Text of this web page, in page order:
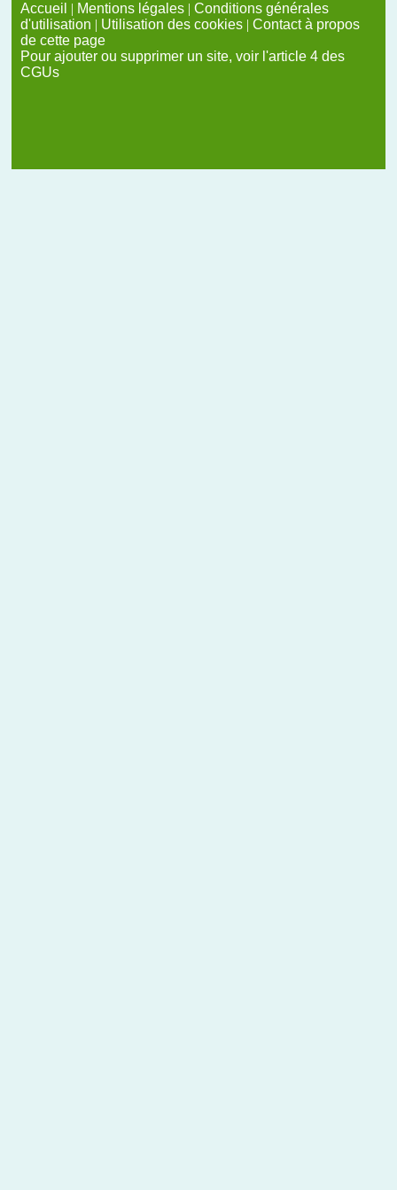
Accueil | Mentions légales | Conditions générales
d'utilisation | Utilisation des cookies | Contact à propos
de cette page
Pour ajouter ou supprimer un site, voir l'article 4 des
CGUs